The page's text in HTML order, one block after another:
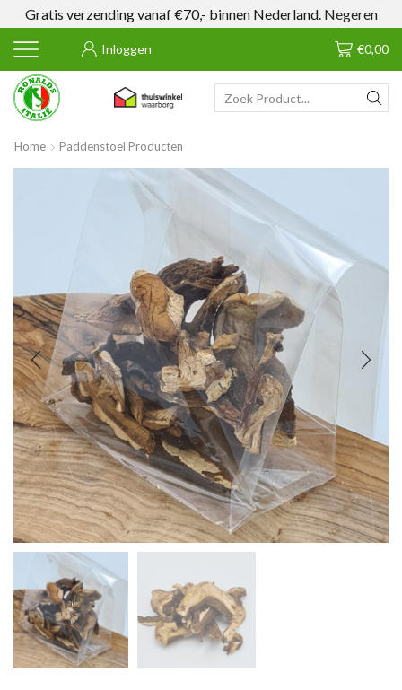
Gratis verzending vanaf €70,- binnen Nederland. Negeren
Inloggen €0,00
SEARCH
Home Paddenstoel Producten